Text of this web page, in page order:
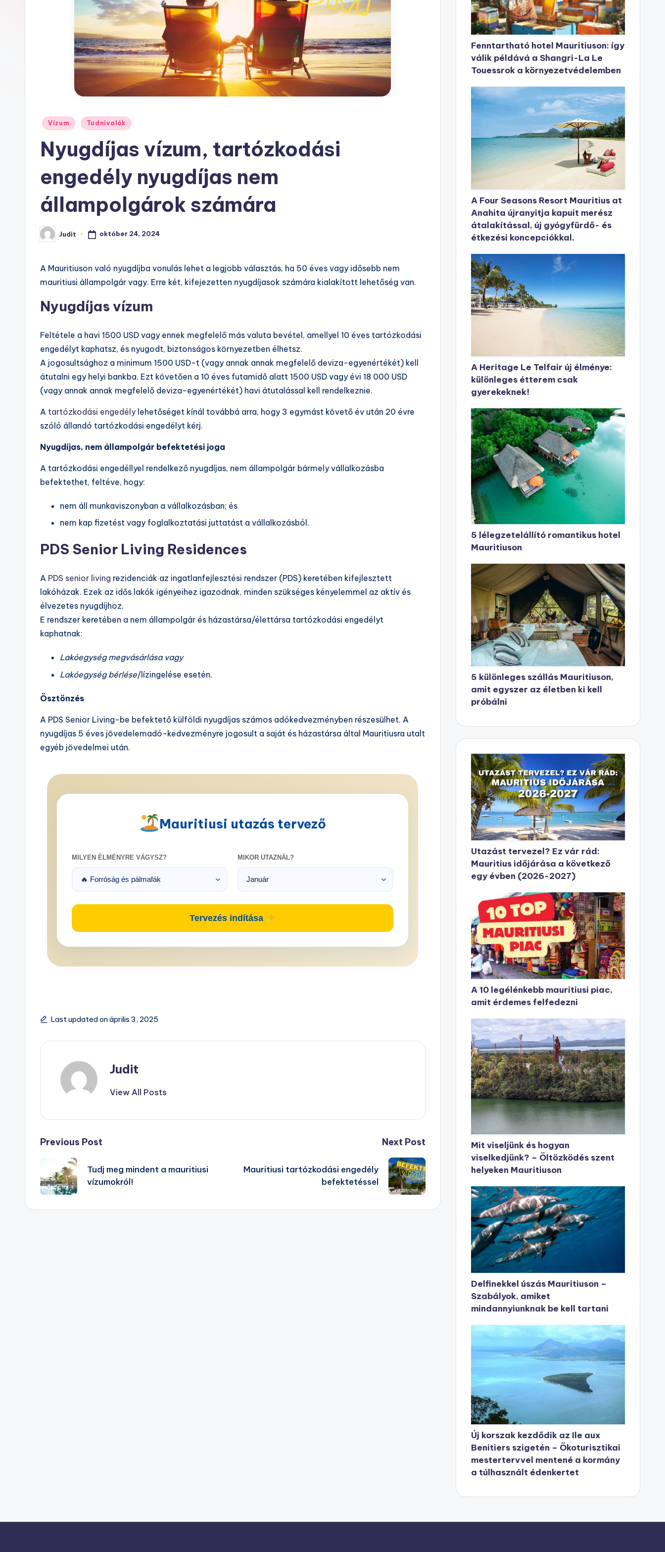
Posted
Vízum Tudnivalók
Nyugdíjas vízum, tartózkodási
engedély nyugdíjas nem
állampolgárok számára
Posted
by
Judit október 24, 2024
A Mauritiuson való nyugdíjba vonulás lehet a legjobb választás, ha 50 éves vagy idősebb nem
mauritiusi állampolgár vagy. Erre két, kifejezetten nyugdíjasok számára kialakított lehetőség van.
Nyugdíjas vízum
Feltétele a havi 1500 USD vagy ennek megfelelő más valuta bevétel, amellyel 10 éves tartózkodási
engedélyt kaphatsz, és nyugodt, biztonságos környezetben élhetsz.
A jogosultsághoz a minimum 1500 USD-t (vagy annak annak megfelelő deviza-egyenértékét) kell
átutalni egy helyi bankba. Ezt követően a 10 éves futamidő alatt 1500 USD vagy évi 18 000 USD
(vagy annak annak megfelelő deviza-egyenértékét) havi átutalással kell rendelkeznie.
A tartózkodási engedély lehetőséget kínál továbbá arra, hogy 3 egymást követő év után 20 évre
szóló állandó tartózkodási engedélyt kérj.
Nyugdíjas, nem állampolgár befektetési joga
A tartózkodási engedéllyel rendelkező nyugdíjas, nem állampolgár bármely vállalkozásba
befektethet, feltéve, hogy:
nem áll munkaviszonyban a vállalkozásban; és
nem kap fizetést vagy foglalkoztatási juttatást a vállalkozásból.
PDS Senior Living Residences
A PDS senior living rezidenciák az ingatlanfejlesztési rendszer (PDS) keretében kifejlesztett
lakóházak. Ezek az idős lakók igényeihez igazodnak, minden szükséges kényelemmel az aktív és
élvezetes nyugdíjhoz.
E rendszer keretében a nem állampolgár és házastársa/élettársa tartózkodási engedélyt
kaphatnak:
Lakóegység megvásárlása vagy
Lakóegység bérlése/lízingelése esetén.
Ösztönzés
A PDS Senior Living-be befektető külföldi nyugdíjas számos adókedvezményben részesülhet. A
nyugdíjas 5 éves jövedelemadó-kedvezményre jogosult a saját és házastársa által Mauritiusra utalt
egyéb jövedelmei után.
Mauritiusi utazás tervező
MILYEN ÉLMÉNYRE VÁGYSZ? MIKOR UTAZNÁL?
Tervezés indítása
Last updated on április 3, 2025
Judit
View All Posts
Post
navigation
Previous Post
Tudj meg mindent a mauritiusi
vízumokról!
Next Post
Mauritiusi tartózkodási engedély
befektetéssel
Fenntartható hotel Mauritiuson: így
válik példává a Shangri-La Le
Touessrok a környezetvédelemben
A Four Seasons Resort Mauritius at
Anahita újranyitja kapuit merész
átalakítással, új gyógyfürdő- és
étkezési koncepciókkal.
A Heritage Le Telfair új élménye:
különleges étterem csak
gyerekeknek!
5 lélegzetelállító romantikus hotel
Mauritiuson
5 különleges szállás Mauritiuson,
amit egyszer az életben ki kell
próbálni
Utazást tervezel? Ez vár rád:
Mauritius időjárása a következő
egy évben (2026-2027)
A 10 legélénkebb mauritiusi piac,
amit érdemes felfedezni
Mit viseljünk és hogyan
viselkedjünk? – Öltözködés szent
helyeken Mauritiuson
Delfinekkel úszás Mauritiuson –
Szabályok, amiket
mindannyiunknak be kell tartani
Új korszak kezdődik az Ile aux
Benitiers szigetén – Ökoturisztikai
mestertervvel mentené a kormány
a túlhasznált édenkertet